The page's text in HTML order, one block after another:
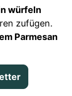
würfeln
zufügen.
Parmesan